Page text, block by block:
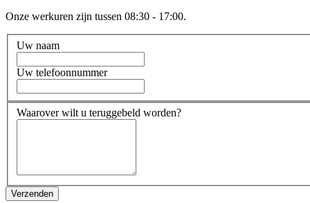
Onze werkuren zijn tussen 08:30 - 17:00.
Uw naam
Uw telefoonnummer
Waarover wilt u teruggebeld worden?
Verzenden